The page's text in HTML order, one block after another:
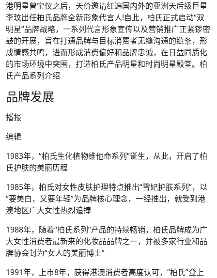
港明星曾宝仪之后，天价邀请红遍国内外的亚洲天后级巨星
李玟出任柏氏品牌全新形象代言人!自此，柏氏正式启动“双
明星”品牌战略，一系列代言形象宣传以及营销推广正紧锣密
鼓的开展，旨在打通品牌与目标消费者无缝沟通的链条，形
成情感共鸣，进而形成消费偏好和品牌忠诚，在日益同质化
的市场环境中突围，打造柏氏产品明星和时尚明星殿堂。柏
氏产品系列介绍
品牌发展
播报
编辑
1983年，“柏氏生化植物维他命系列”诞生，从此，开启了柏
氏护肤的美丽历程
1985年，柏氏对女性皮肤护理特点推出“雪妃护肤系列”，以
“要美白，又要年轻”为品牌核心理念，一经推出，就受到港
澳地区广大女性热烈追捧
1988年，随着“柏氏系列”产品的持续畅销，柏氏品牌成为广
大女性消费者最新来的化妆品品牌之一，并被多家行业和品
牌协会封为“女人的美丽博士”
1991年，上市8年，获得港澳消费者高度认可，“柏氏”登上